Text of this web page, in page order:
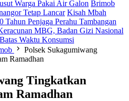
Warga Pakai Air Galon Brimob
Tetap Lancar Kisah Mbah
Tahun Penjaga Perahu Tambangan
MBG, Badan Gizi Nasional
Waktu Konsumsi
Polsek Sukagumiwang
Ramadhan
Tingkatkan
Ramadhan